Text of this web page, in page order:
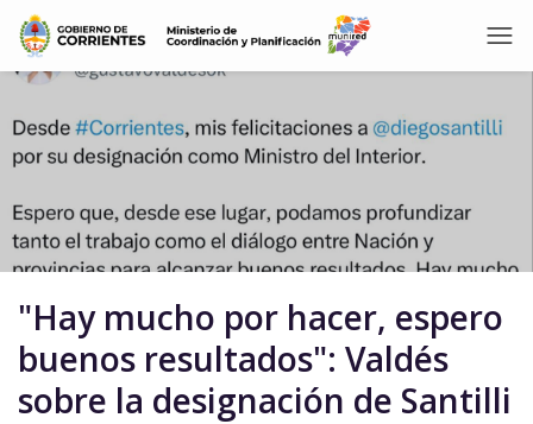
"Hay mucho por hacer, espero
buenos resultados": Valdés
sobre la designación de Santilli